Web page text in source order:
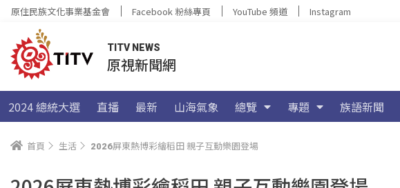
原住民族文化事業基金會 Facebook 粉絲專頁 YouTube 頻道 Instagram
TITV NEWS
原視新聞網
2024 總統大選 直播 最新 山海氣象 總覽 專題 族語新聞
首頁 生活 2026屏東熱博彩繪稻田 親子互動樂園登場